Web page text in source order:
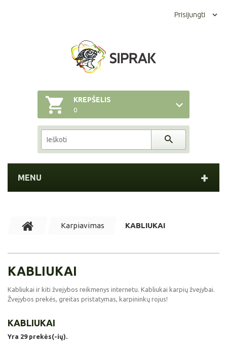
Prisijungti
KREPŠELIS
0
MENU
Karpiavimas KABLIUKAI
KABLIUKAI
Kabliukai ir kiti žvejybos reikmenys internetu. Kabliukai karpių žvejybai.
Žvejybos prekės, greitas pristatymas, karpininkų rojus!
KABLIUKAI
Yra 29 prekės(-ių).